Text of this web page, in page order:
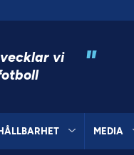
vi
"
MEDIA